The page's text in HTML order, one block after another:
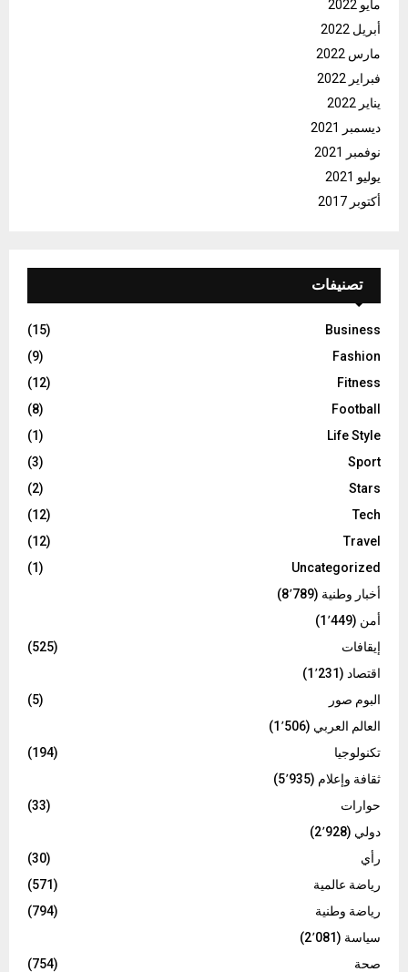
مايو 2022
أبريل 2022
مارس 2022
فبراير 2022
يناير 2022
ديسمبر 2021
نوفمبر 2021
يوليو 2021
أكتوبر 2017
تصنيفات
Business
(15)
Fashion
(9)
Fitness
(12)
Football
(8)
Life Style
(1)
Sport
(3)
Stars
(2)
Tech
(12)
Travel
(12)
Uncategorized
(1)
أخبار وطنية (8٬789)
أمن (1٬449)
إيقافات
(525)
اقتصاد (1٬231)
البوم صور
(5)
العالم العربي (1٬506)
تكنولوجيا
(194)
ثقافة وإعلام (5٬935)
حوارات
(33)
دولي (2٬928)
رأي
(30)
رياضة عالمية
(571)
رياضة وطنية
(794)
سياسة (2٬081)
صحة
(754)